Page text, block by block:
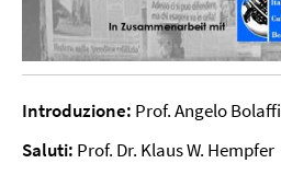
Introduzione: Prof. Angelo Bolaffi
Saluti: Prof. Dr. Klaus W. Hempfer